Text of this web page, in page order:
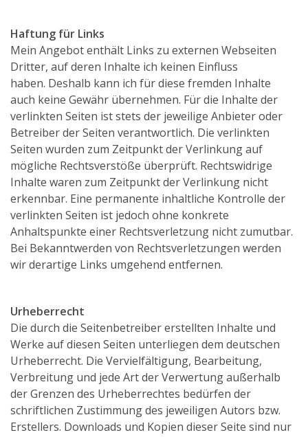
Haftung für Links
Mein Angebot enthält Links zu externen Webseiten
Dritter, auf deren Inhalte ich keinen Einfluss
haben. Deshalb kann ich für diese fremden Inhalte
auch keine Gewähr übernehmen. Für die Inhalte der
verlinkten Seiten ist stets der jeweilige Anbieter oder
Betreiber der Seiten verantwortlich. Die verlinkten
Seiten wurden zum Zeitpunkt der Verlinkung auf
mögliche Rechtsverstöße überprüft. Rechtswidrige
Inhalte waren zum Zeitpunkt der Verlinkung nicht
erkennbar. Eine permanente inhaltliche Kontrolle der
verlinkten Seiten ist jedoch ohne konkrete
Anhaltspunkte einer Rechtsverletzung nicht zumutbar.
Bei Bekanntwerden von Rechtsverletzungen werden
wir derartige Links umgehend entfernen.
Urheberrecht
Die durch die Seitenbetreiber erstellten Inhalte und
Werke auf diesen Seiten unterliegen dem deutschen
Urheberrecht. Die Vervielfältigung, Bearbeitung,
Verbreitung und jede Art der Verwertung außerhalb
der Grenzen des Urheberrechtes bedürfen der
schriftlichen Zustimmung des jeweiligen Autors bzw.
Erstellers. Downloads und Kopien dieser Seite sind nur